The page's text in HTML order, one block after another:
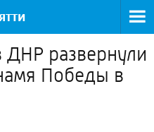
развернули
Победы в